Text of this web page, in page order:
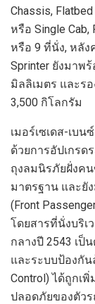
Chassis, Flatbed
หรือ Single Cab,
หรือ 9 ที่นั่ง, หลัง
Sprinter ยังมาพ
มิลลิเมตร และร
3,500 กิโลกรัม
เมอร์เซเดส-เบนซ์
ด้วยการอัปเกร
ถุงลมนิรภัยฝั่งค
มาตรฐาน และยั
(Front
โดยสารที่นั่งบริเ
กลางปี 2543 เป็
และระบบป้องกั
Control)ได้ถูกเพิ่
ปลอดภัยของตัวร